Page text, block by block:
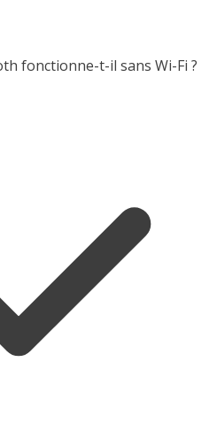
fonctionne-t-il sans Wi-Fi ?